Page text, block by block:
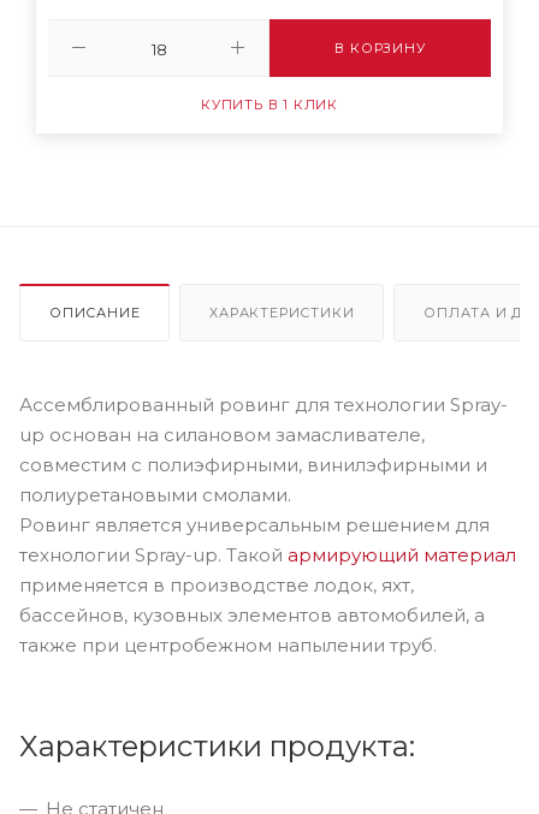
В КОРЗИНУ
КУПИТЬ В 1 КЛИК
ОПИСАНИЕ ХАРАКТЕРИСТИКИ ОПЛАТА И
Ассемблированный ровинг для технологии Spray-
up основан на силановом замасливателе,
совместим с полиэфирными, винилэфирными и
полиуретановыми смолами.
Ровинг является универсальным решением для
технологии Spray-up. Такой армирующий материал
применяется в производстве лодок, яхт,
бассейнов, кузовных элементов автомобилей, а
также при центробежном напылении труб.
Характеристики продукта:
Не статичен